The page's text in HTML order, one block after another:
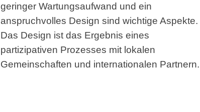
geringer Wartungsaufwand und ein
anspruchvolles Design sind wichtige Aspekte.
Das Design ist das Ergebnis eines
partizipativen Prozesses mit lokalen
Gemeinschaften und internationalen Partnern.